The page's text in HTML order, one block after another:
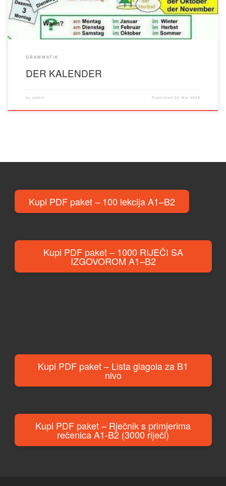
GRAMMATIK
DER KALENDER
by admin Published 26 Mar 2018
Kupi PDF paket – 100 lekcija A1–B2
Kupi PDF paket – 1000 RIJEČI SA
IZGOVOROM A1–B2
Kupi PDF paket – Lista glagola za B1
nivo
Kupi PDF paket – Rječnik s primjerima
rečenica A1-B2 (3000 riječi)